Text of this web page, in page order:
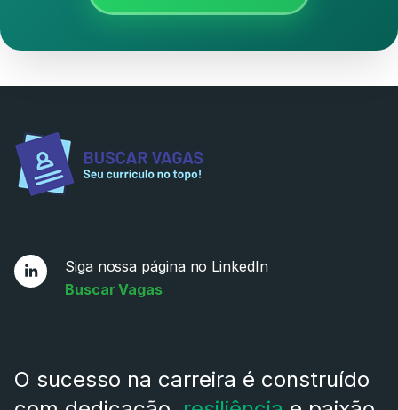
Siga nossa página no LinkedIn
Buscar Vagas
O sucesso na carreira é construído